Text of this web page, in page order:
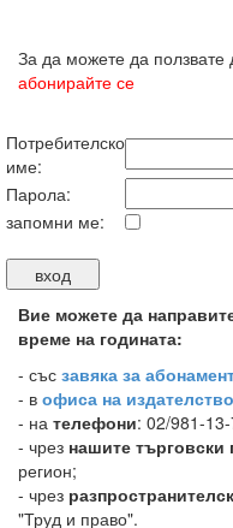
За да можете да ползвате
абонирайте се
Потребителско
име:
Парола:
запомни ме:
Вие можете да
време на годината:
- със завяка за
- в офиса на
- на телефони: 02/981-
- чрез нашите търговски
регион;
- чрез
"Труд и право".